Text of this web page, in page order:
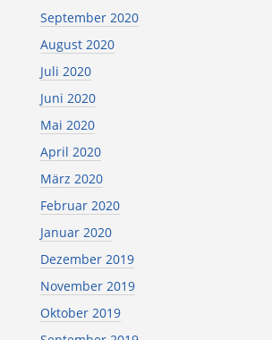
September 2020
August 2020
Juli 2020
Juni 2020
Mai 2020
April 2020
März 2020
Februar 2020
Januar 2020
Dezember 2019
November 2019
Oktober 2019